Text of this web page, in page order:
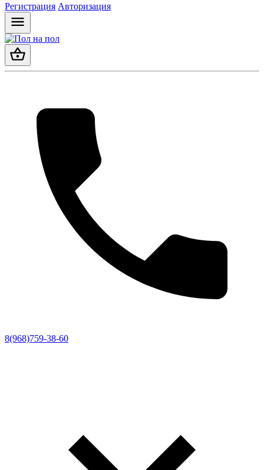
Регистрация Авторизация
8(968)759-38-60